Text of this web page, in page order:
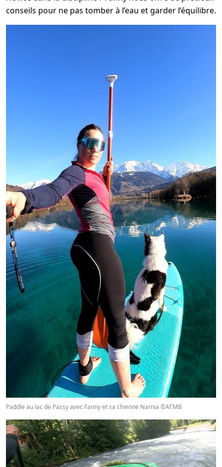
conseils pour ne pas tomber à l’eau et garder l’équilibre.
Paddle au lac de Passy avec Fanny et sa chienne Narnia ©ATMB